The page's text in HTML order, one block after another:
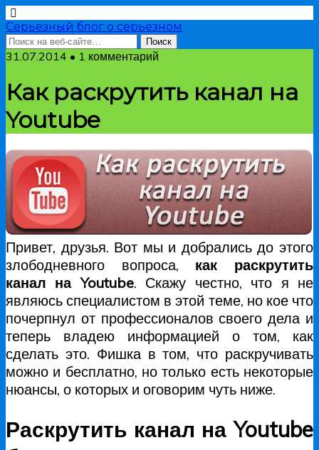
Серьезный блог о серьезном
31.07.2014 • 1 комментарий
Как раскрутить канал на
Youtube
Привет, друзья. Вот мы и добрались до этого
злободневного вопроса, как раскрутить
канал на Youtube. Скажу честно, что я не
являюсь специалистом в этой теме, но кое что
почерпнул от профессионалов своего дела и
теперь владею информацией о том, как
сделать это. Фишка в том, что раскручивать
можно и бесплатно, но только есть некоторые
нюансы, о которых и оговорим чуть ниже.
Раскрутить канал на Youtube